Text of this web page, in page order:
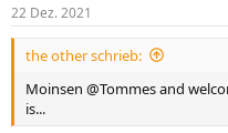
22 Dez. 2021
the other schrieb:
Moinsen @Tommes and
is...